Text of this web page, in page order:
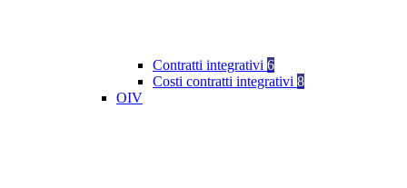
Contratti integrativi 6
Costi contratti integrativi 8
OIV